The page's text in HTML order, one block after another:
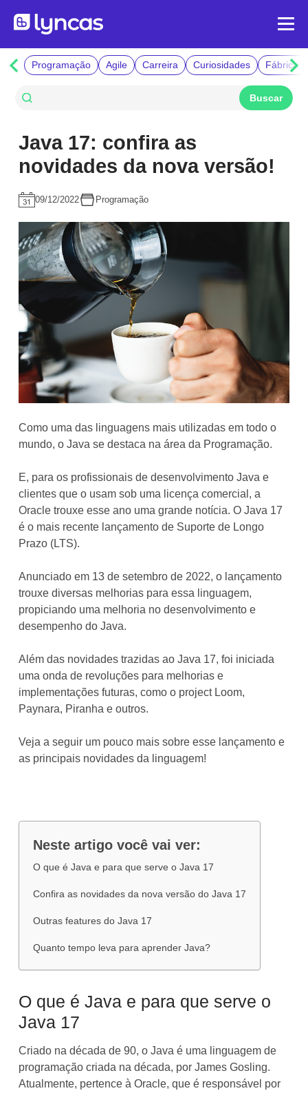
Programação Agile Carreira Curiosidades Fábrica
Java 17: confira as
novidades da nova versão!
09/12/2022 Programação
Como uma das linguagens mais utilizadas em todo o
mundo, o Java se destaca na área da Programação.
E, para os profissionais de desenvolvimento Java e
clientes que o usam sob uma licença comercial, a
Oracle trouxe esse ano uma grande notícia. O Java 17
é o mais recente lançamento de Suporte de Longo
Prazo (LTS).
Anunciado em 13 de setembro de 2022, o lançamento
trouxe diversas melhorias para essa linguagem,
propiciando uma melhoria no desenvolvimento e
desempenho do Java.
Além das novidades trazidas ao Java 17, foi iniciada
uma onda de revoluções para melhorias e
implementações futuras, como o project Loom,
Paynara, Piranha e outros.
Veja a seguir um pouco mais sobre esse lançamento e
as principais novidades da linguagem!
Neste artigo você vai ver:
O que é Java e para que serve o Java 17
Confira as novidades da nova versão do Java 17
Outras features do Java 17
Quanto tempo leva para aprender Java?
O que é Java e para que serve o
Java 17
Criado na década de 90, o Java é uma linguagem de
programação criada na década, por James Gosling.
Atualmente, pertence à Oracle, que é responsável por